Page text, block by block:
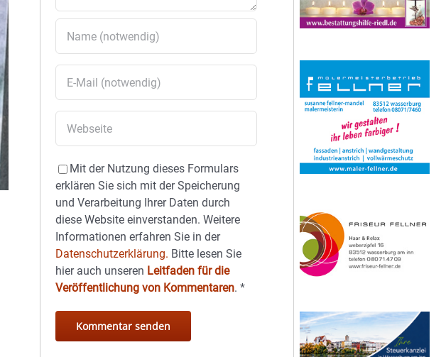
Mit der Nutzung dieses Formulars
erklären Sie sich mit der Speicherung
und Verarbeitung Ihrer Daten durch
diese Website einverstanden. Weitere
Informationen erfahren Sie in der
Datenschutzerklärung. Bitte lesen Sie
hier auch unseren Leitfaden für die
Veröffentlichung von Kommentaren.*